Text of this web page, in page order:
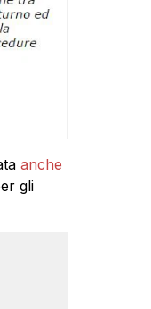
anche
gli